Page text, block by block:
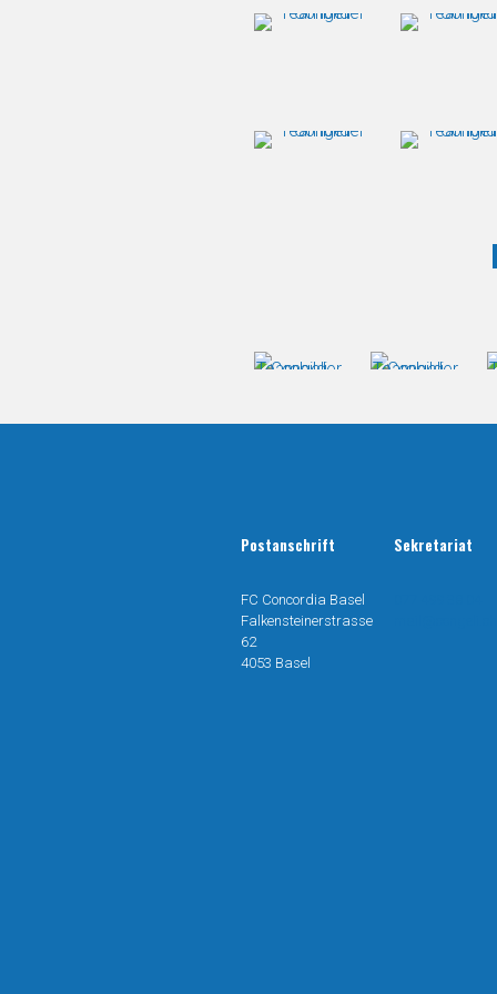
Postanschrift
FC Concordia Basel
Falkensteinerstrasse
62
4053 Basel
Sekretariat